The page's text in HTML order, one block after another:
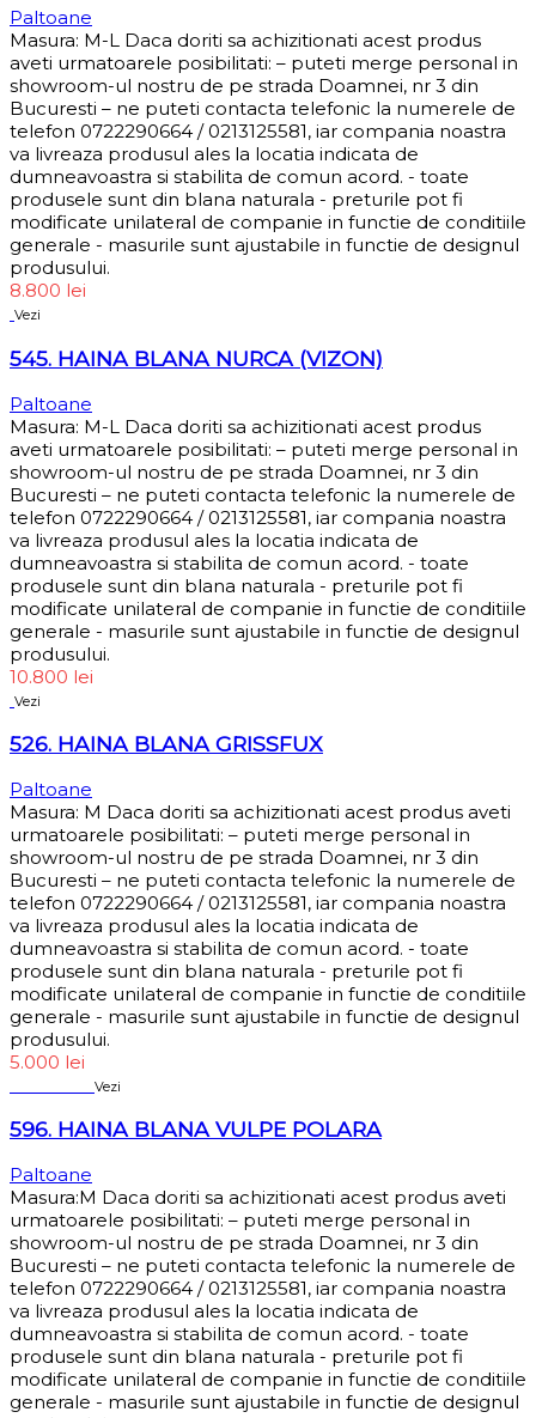
Paltoane
Masura: M-L Daca doriti sa achizitionati acest produs
aveti urmatoarele posibilitati: – puteti merge personal in
showroom-ul nostru de pe strada Doamnei, nr 3 din
Bucuresti – ne puteti contacta telefonic la numerele de
telefon 0722290664 / 0213125581, iar compania noastra
va livreaza produsul ales la locatia indicata de
dumneavoastra si stabilita de comun acord. - toate
produsele sunt din blana naturala - preturile pot fi
modificate unilateral de companie in functie de conditiile
generale - masurile sunt ajustabile in functie de designul
produsului.
8.800 lei
Vezi
545. HAINA BLANA NURCA (VIZON)
Paltoane
Masura: M-L Daca doriti sa achizitionati acest produs
aveti urmatoarele posibilitati: – puteti merge personal in
showroom-ul nostru de pe strada Doamnei, nr 3 din
Bucuresti – ne puteti contacta telefonic la numerele de
telefon 0722290664 / 0213125581, iar compania noastra
va livreaza produsul ales la locatia indicata de
dumneavoastra si stabilita de comun acord. - toate
produsele sunt din blana naturala - preturile pot fi
modificate unilateral de companie in functie de conditiile
generale - masurile sunt ajustabile in functie de designul
produsului.
10.800 lei
Vezi
526. HAINA BLANA GRISSFUX
Paltoane
Masura: M Daca doriti sa achizitionati acest produs aveti
urmatoarele posibilitati: – puteti merge personal in
showroom-ul nostru de pe strada Doamnei, nr 3 din
Bucuresti – ne puteti contacta telefonic la numerele de
telefon 0722290664 / 0213125581, iar compania noastra
va livreaza produsul ales la locatia indicata de
dumneavoastra si stabilita de comun acord. - toate
produsele sunt din blana naturala - preturile pot fi
modificate unilateral de companie in functie de conditiile
generale - masurile sunt ajustabile in functie de designul
produsului.
5.000 lei
Vezi
596. HAINA BLANA VULPE POLARA
Paltoane
Masura:M Daca doriti sa achizitionati acest produs aveti
urmatoarele posibilitati: – puteti merge personal in
showroom-ul nostru de pe strada Doamnei, nr 3 din
Bucuresti – ne puteti contacta telefonic la numerele de
telefon 0722290664 / 0213125581, iar compania noastra
va livreaza produsul ales la locatia indicata de
dumneavoastra si stabilita de comun acord. - toate
produsele sunt din blana naturala - preturile pot fi
modificate unilateral de companie in functie de conditiile
generale - masurile sunt ajustabile in functie de designul